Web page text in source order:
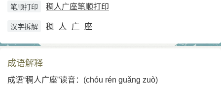
笔顺打印 稠人广座笔顺打印
汉字拆解 稠 人 广 座
成语解释
成语“稠人广座”读音：(chóu rén guǎng zuò)